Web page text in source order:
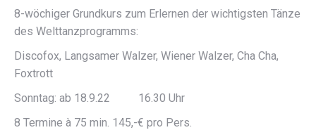
8-wöchiger Grundkurs zum Erlernen der wichtigsten Tänze
des Welttanzprogramms:
Discofox, Langsamer Walzer, Wiener Walzer, Cha Cha,
Foxtrott
Sonntag: ab 18.9.22 16.30 Uhr
8 Termine à 75 min. 145,-€ pro Pers.